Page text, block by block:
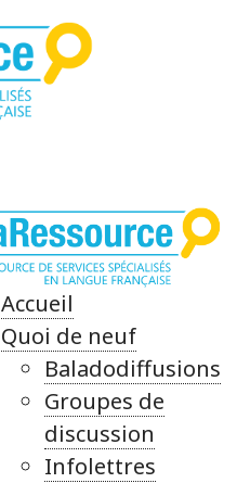
Accueil
Quoi de neuf
Baladodiffusions
Groupes de
discussion
Infolettres